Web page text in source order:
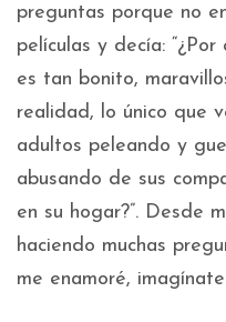
preguntas porque no
películas y decía:
es tan bonito,
realidad, lo único que
adultos peleando y
abusando de sus
en su hogar?”. Desde
haciendo muchas
me enamoré,